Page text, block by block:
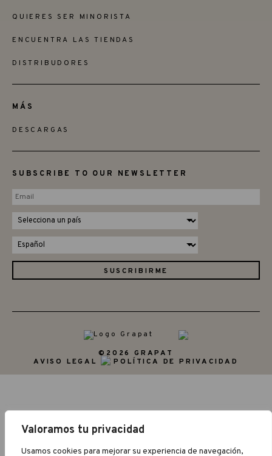
Valoramos tu privacidad
Usamos cookies para mejorar su experiencia de navegación,
QUIERES SER MINORISTA
ENCUENTRA LAS TIENDAS
DISTRIBUDORES
MÁS
DESCARGAS
SUBSCRIBE TO OUR NEWSLETTER
©2026 GRAPAT
AVISO LEGAL
POLÍTICA DE PRIVACIDAD